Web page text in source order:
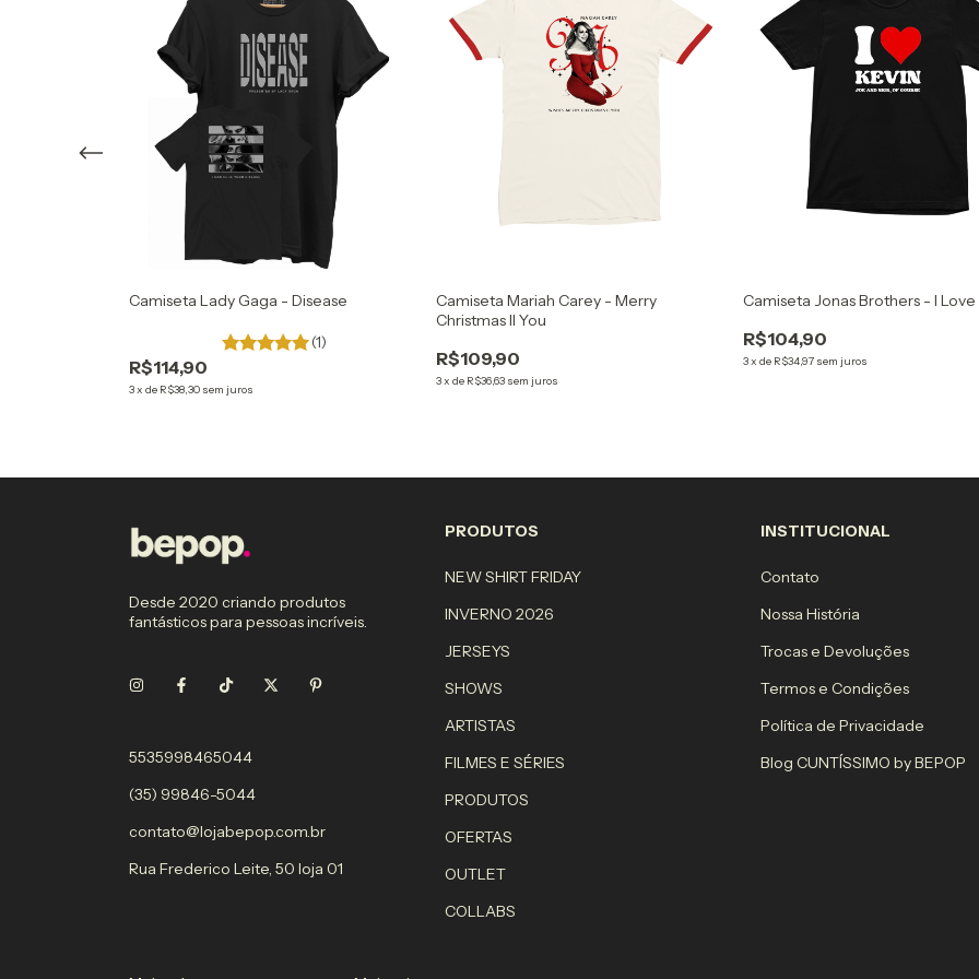
Camiseta Lady Gaga - Disease
(1)
R$114,90
3x de R$38,30 sem juros
Camiseta Mariah Carey - Merry
Christmas II You
R$109,90
3x de R$36,63 sem juros
Camiseta Jonas Brothers - I Love
R$104,90
3x de R$34,97 sem juros
Desde 2020 criando produtos
fantásticos para pessoas incríveis.
5535998465044
(35) 99846-5044
contato@lojabepop.com.br
Rua Frederico Leite, 50 loja 01
PRODUTOS
NEW SHIRT FRIDAY
INVERNO 2026
JERSEYS
SHOWS
ARTISTAS
FILMES E SÉRIES
PRODUTOS
OFERTAS
OUTLET
COLLABS
INSTITUCIONAL
Contato
Nossa História
Trocas e Devoluções
Termos e Condições
Política de Privacidade
Blog CUNTÍSSIMO by BEPOP